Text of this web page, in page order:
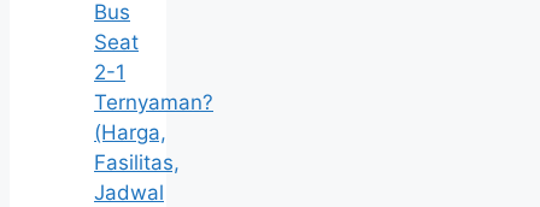
Bus
Seat
2-1
Ternyaman?
(Harga,
Fasilitas,
Jadwal